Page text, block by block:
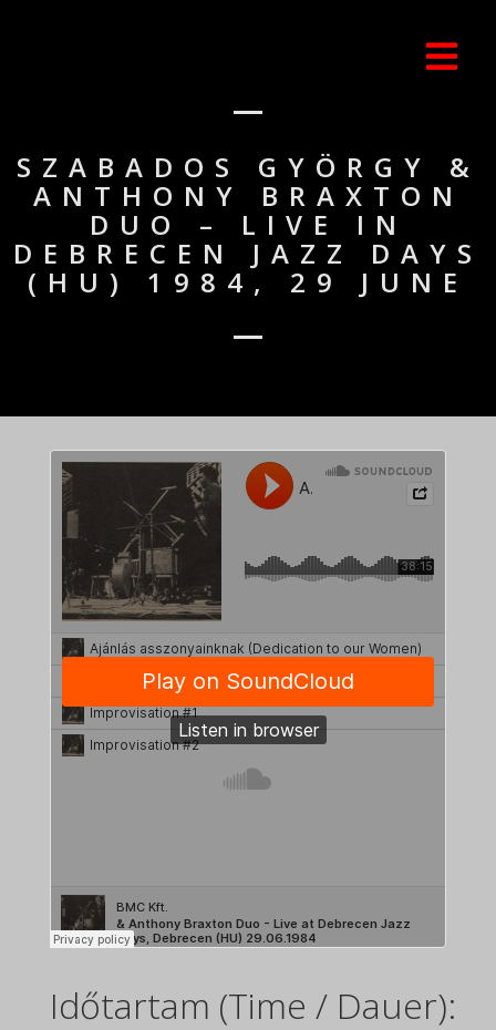
SZABADOS GYÖRGY &
ANTHONY BRAXTON
DUO – LIVE IN
DEBRECEN JAZZ DAYS
(HU) 1984, 29 JUNE
Időtartam (Time / Dauer):